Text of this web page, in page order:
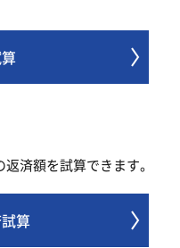
済額を試算できます。
算